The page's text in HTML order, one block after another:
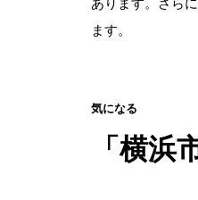
ます。
気になる
「横浜